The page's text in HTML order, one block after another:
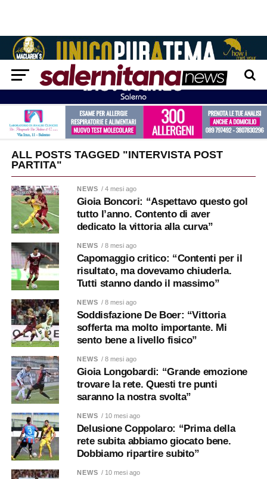
ALL POSTS TAGGED "INTERVISTA POST
PARTITA"
NEWS / 4 mesi ago
Gioia Boncori: “Aspettavo questo gol
tutto l’anno. Contento di aver
dedicato la vittoria alla curva”
NEWS / 8 mesi ago
Capomaggio critico: “Contenti per il
risultato, ma dovevamo chiuderla.
Tutti stanno dando il massimo”
NEWS / 8 mesi ago
Soddisfazione De Boer: “Vittoria
sofferta ma molto importante. Mi
sento bene a livello fisico”
NEWS / 8 mesi ago
Gioia Longobardi: “Grande emozione
trovare la rete. Questi tre punti
saranno la nostra svolta”
NEWS / 10 mesi ago
Delusione Coppolaro: “Prima della
rete subita abbiamo giocato bene.
Dobbiamo ripartire subito”
NEWS / 10 mesi ago